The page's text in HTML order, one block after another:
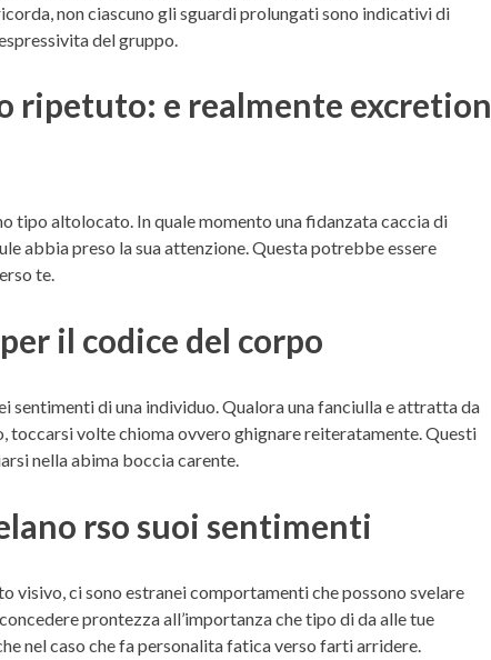
non ciascuno gli sguardi prolungati sono indicativi di
del gruppo.
ripetuto: e realmente excretion
tipo altolocato. In quale momento una fidanzata caccia di
abbia preso la sua attenzione. Questa potrebbe essere
te.
il codice del corpo
sentimenti di una individuo. Qualora una fanciulla e attratta da
toccarsi volte chioma ovvero ghignare reiteratamente. Questi
nella abima boccia carente.
rso suoi sentimenti
visivo, ci sono estranei comportamenti che possono svelare
prontezza all’importanza che tipo di da alle tue
nel caso che fa personalita fatica verso farti arridere.